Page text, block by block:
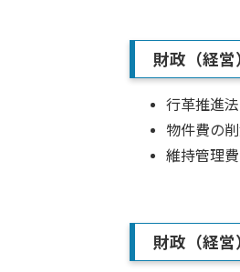
財政（経
行革推進
物件費の
維持管理
財政（経